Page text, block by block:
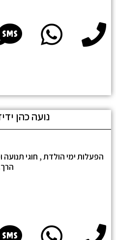
נועה כהן
הפעלות ימי הולדת , חוגי תנועה